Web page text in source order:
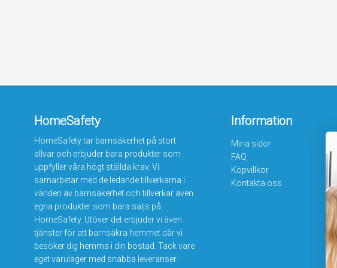
HomeSafety
HomeSafety tar barnsäkerhet på stort
allvar och erbjuder bara produkter som
uppfyller våra högt ställda krav. Vi
samarbetar med de ledande tillverkarna i
världen av barnsäkerhet och tillverkar även
egna produkter som bara säljs på
HomeSafety. Utöver det erbjuder vi även
tjänster för att barnsäkra hemmet där vi
besöker dig hemma i din bostad. Tack vare
eget varulager med snabba leveranser
Information
Mina sidor
FAQ
Köpvillkor
Kontakta oss